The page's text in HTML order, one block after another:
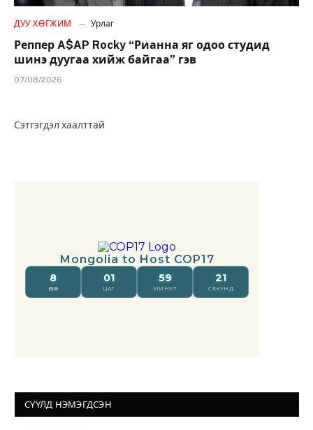
ДУУ ХӨГЖИМ Урлаг
Реппер A$AP Rocky “Рианна яг одоо студид
шинэ дуугаа хийж байгаа” гэв
07/08/2026
Сэтгэгдэл хаалттай
СҮҮЛД НЭМЭГДСЭН